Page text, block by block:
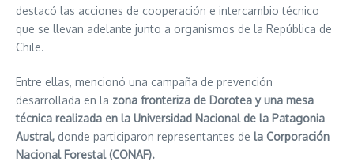
destacó las acciones de cooperación e intercambio técnico
que se llevan adelante junto a organismos de la República de
Chile.
Entre ellas, mencionó una campaña de prevención
desarrollada en la zona fronteriza de Dorotea y una mesa
técnica realizada en la Universidad Nacional de la Patagonia
Austral, donde participaron representantes de la Corporación
Nacional Forestal (CONAF).